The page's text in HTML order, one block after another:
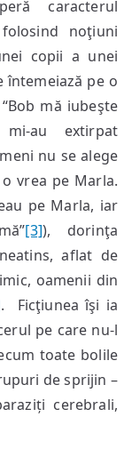
caracterul
noţiuni
copii a unei
întemeiază pe o
mă iubeşte
au extirpat
nu se alege
vrea pe Marla.
pe Marla, iar
[3]), dorinţa
aflat de
oamenii din
. Ficţiunea îşi ia
pe care nu-l
toate bolile
de sprijin –
cerebrali,